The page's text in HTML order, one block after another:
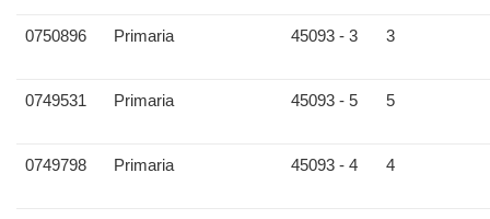
0750896 Primaria 45093 - 3 3
0749531 Primaria 45093 - 5 5
0749798 Primaria 45093 - 4 4